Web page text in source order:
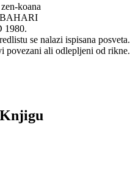
koana
1980.
se nalazi ispisana posveta.
povezani ali odlepljeni od rikne.